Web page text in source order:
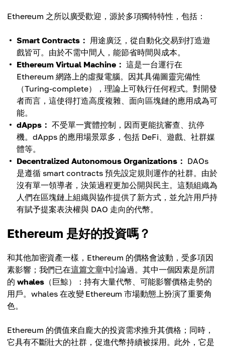
Ethereum 之所以廣受歡迎，源於多項獨特特性，包括：
Smart Contracts： 用途廣泛，從自動化交易到打造遊
戲皆可。由於不需中間人，能節省時間與成本。
Ethereum Virtual Machine： 這是一台運行在
Ethereum 網路上的虛擬電腦。因其具備圖靈完備性
（Turing-complete），理論上可執行任何程式。對開發
者而言，這使得打造高度複雜、面向區塊鏈的應用成為可
能。
dApps： 不受單一實體控制，因而更能抗審查、抗停
機。dApps 的應用場景眾多，包括 DeFi、遊戲、社群媒
體等。
Decentralized Autonomous Organizations： DAOs
是遵循 smart contracts 預先設定規則運作的社群。由於
沒有單一領導者，決策過程更加公開與民主。這類組織為
人們在區塊鏈上組織與協作提供了新方式，並允許用戶持
有賦予提案表決權與 DAO 走向的代幣。
Ethereum 是好的投資嗎？
和其他加密資產一樣，Ethereum 的價格會波動，受多項因
素影響；我們已在這篇文章中討論過。其中一個因素是所謂
的 whales （巨鯨）：持有大量代幣、可能影響價格走勢的
用戶。whales 在改變 Ethereum 市場動態上扮演了重要角
色。
Ethereum 的價值來自龐大的投資需求推升其價格；同時，
它具有不斷壯大的社群，促進代幣持續被採用。此外，它是